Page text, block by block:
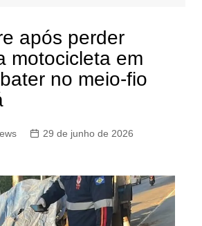
após perder
motocicleta em
no meio-fio
29 de junho de 2026